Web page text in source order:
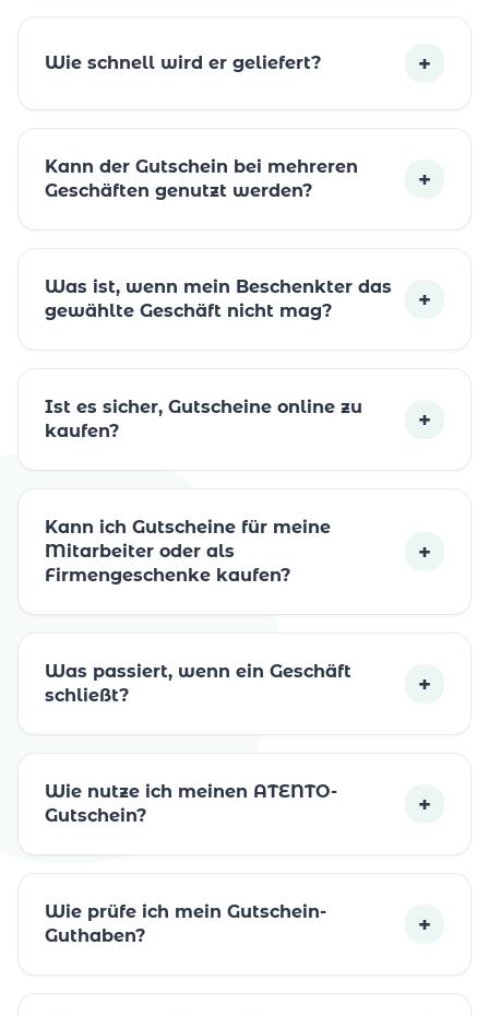
Wie schnell wird er geliefert? +
Kann der Gutschein bei mehreren
Geschäften genutzt werden?
+
Was ist, wenn mein Beschenkter das
gewählte Geschäft nicht mag?
+
Ist es sicher, Gutscheine online zu
kaufen?
+
Kann ich Gutscheine für meine
Mitarbeiter oder als
Firmengeschenke kaufen?
+
Was passiert, wenn ein Geschäft
schließt?
+
Wie nutze ich meinen ATENTO-
Gutschein?
+
Wie prüfe ich mein Gutschein-
Guthaben?
+